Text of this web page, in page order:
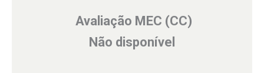
Avaliação MEC (CC)
Não disponível